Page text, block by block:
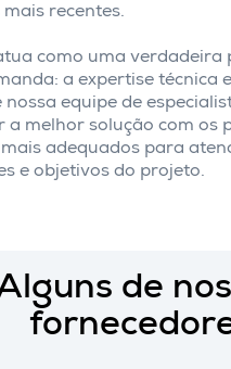
recentes.
como uma verdadeira
a expertise técnica
nossa equipe de
a melhor solução com os
adequados para
e objetivos do projeto.
de